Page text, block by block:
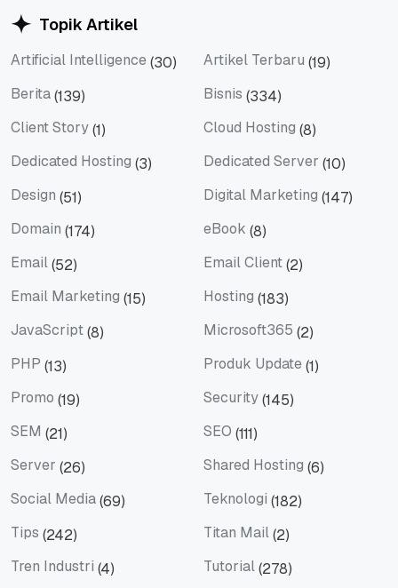
Topik Artikel
Artificial Intelligence (30) Artikel Terbaru (19)
Berita(139) Bisnis (334)
Client Story(1) Cloud Hosting (8)
Dedicated Hosting (3) Dedicated Server (10)
Design (51) Digital Marketing (147)
Domain (174) eBook (8)
Email(52) Email Client(2)
Email Marketing (15) Hosting (183)
JavaScript(8) Microsoft365 (2)
PHP (13) Produk Update (1)
Promo (19) Security(145)
SEM (21) SEO (111)
Server (26) Shared Hosting (6)
Social Media(69) Teknologi (182)
Tips (242) Titan Mail(2)
Tren Industri (4) Tutorial(278)